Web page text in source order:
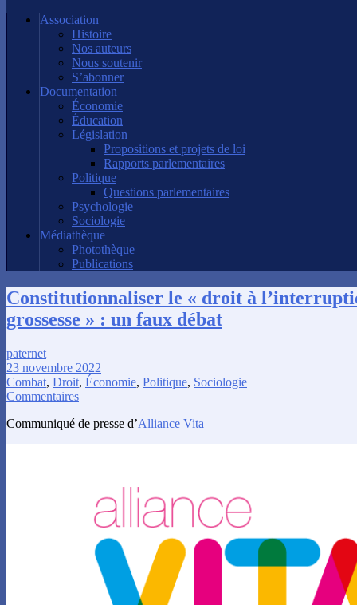
Association
Histoire
Nos auteurs
Nous soutenir
S’abonner
Documentation
Économie
Éducation
Législation
Propositions et projets de loi
Rapports parlementaires
Politique
Questions parlementaires
Psychologie
Sociologie
Médiathèque
Photothèque
Publications
Constitutionnaliser le « droit à
grossesse » : un faux débat
paternet
23 novembre 2022
Combat, Droit, Économie, Politique, Sociologie
Commentaires
Communiqué de presse d’Alliance Vita